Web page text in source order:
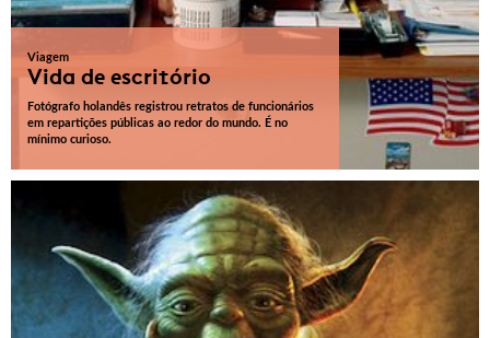
Viagem
Vida de escritório
Fotógrafo holandês registrou retratos de funcionários
em repartições públicas ao redor do mundo. É no
mínimo curioso.